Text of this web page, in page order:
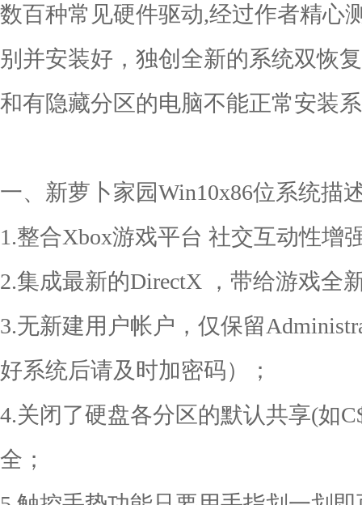
数百种常见硬件驱动,经过作者精心
别并安装好，独创全新的系统双恢
和有隐藏分区的电脑不能正常安装
一、新萝卜家园Win10x86位系统描
1.整合Xbox游戏平台 社交互动性增
2.集成最新的DirectX ，带给游戏全
3.无新建用户帐户，仅保留
好系统后请及时加密码）；
4.关闭了硬盘各分区的默认共享(如
全；